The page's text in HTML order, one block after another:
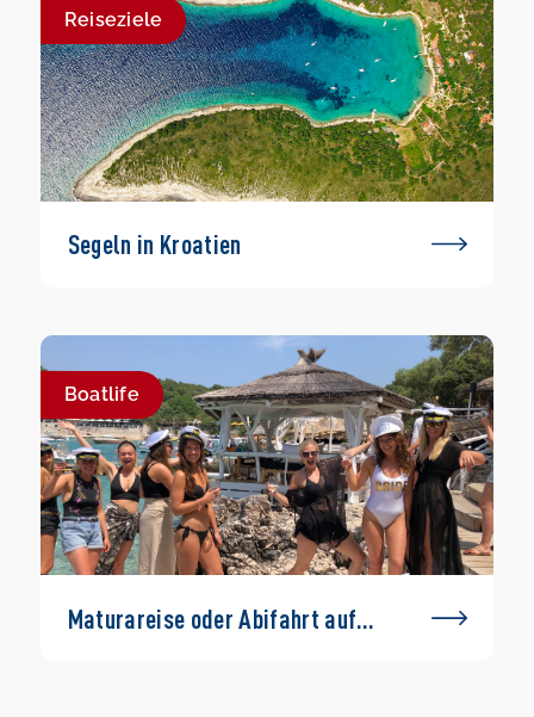
Reiseziele
Segeln in Kroatien
Boatlife
Maturareise oder Abifahrt auf